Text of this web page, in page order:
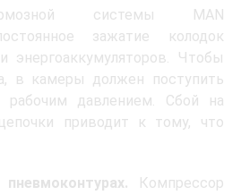
системы MAN
зажатие колодок
Чтобы
в камеры должен поступить
давлением. Сбой на
приводит к тому, что
Компрессор